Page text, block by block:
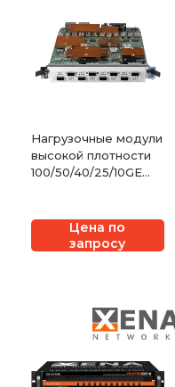
Нагрузочные модули
высокой плотности
100/50/40/25/10GE
Цена по
запросу